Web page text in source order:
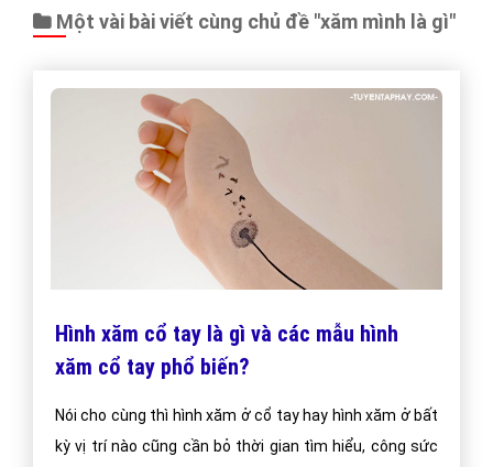
Một vài bài viết cùng chủ đề "xăm mình là gì"
Hình xăm cổ tay là gì và các mẫu hình
xăm cổ tay phổ biến?
Nói cho cùng thì hình xăm ở cổ tay hay hình xăm ở bất
kỳ vị trí nào cũng cần bỏ thời gian tìm hiểu, công sức